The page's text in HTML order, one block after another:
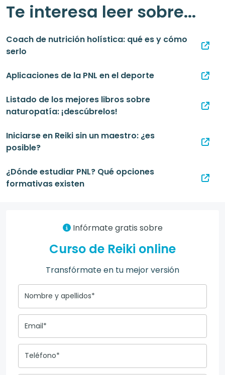
Te interesa leer sobre...
Coach de nutrición holística: qué es y cómo
serlo
Aplicaciones de la PNL en el deporte
Listado de los mejores libros sobre
naturopatía: ¡descúbrelos!
Iniciarse en Reiki sin un maestro: ¿es
posible?
¿Dónde estudiar PNL? Qué opciones
formativas existen
Infórmate gratis sobre
Curso de Reiki online
Transfórmate en tu mejor versión
Nombre y apellidos*
Email*
Teléfono*